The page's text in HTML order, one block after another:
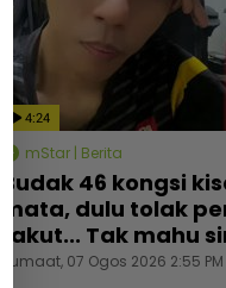
4:24
mStar | Berita
Budak 46 kongsi
mata, dulu tolak
takut... Tak mahu
Jumaat, 07 Ogos 2026 2:55 PM